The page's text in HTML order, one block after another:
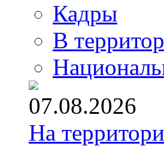
Кадры
В
07.08.2026
На